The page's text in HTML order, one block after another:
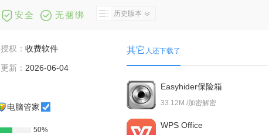
安全 无捆绑 历史版本
授权：收费软件
更新： 2026-06-04
电脑管家
50%
其它 人还下载了
Easyhider保险箱
33.12M /加密解密
WPS Office